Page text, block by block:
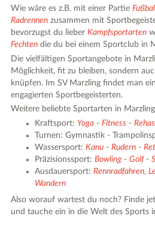
Wie wäre es z.B. mit einer Partie
Radrennen zusammen mit
bevorzugst du lieberKampfsportarten
Fechten die du bei einem Sportclub in
Die vielfältigen Sportangebote in
Möglichkeit, fit zu bleiben, sondern
knüpfen. Im SV Marzling findet man
engagierten Sportbegeisterten.
Weitere beliebte Sportarten in
Kraftsport: Yoga -Fitness -
Turnen: Gymnastik -
Wassersport:Kanu -Rudern -
Präzisionssport:Bowling -Golf-
Ausdauersport:Rennradfahren,
Wandern
Also worauf wartest du noch? Finde
und tauche ein in die Welt des Sports